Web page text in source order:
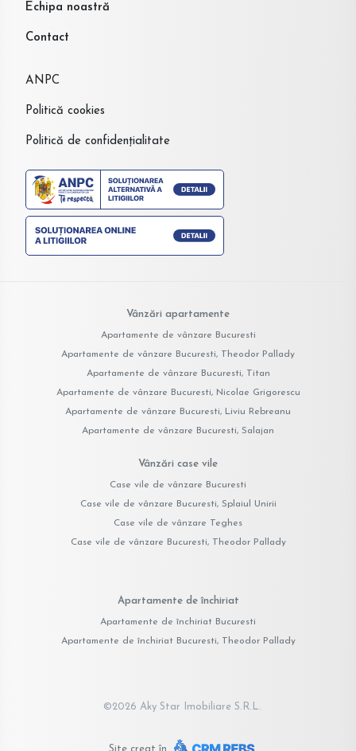
Echipa noastră
Contact
ANPC
Politică cookies
Politică de confidențialitate
Vânzări apartamente
Apartamente de vânzare Bucuresti
Apartamente de vânzare Bucuresti, Theodor Pallady
Apartamente de vânzare Bucuresti, Titan
Apartamente de vânzare Bucuresti, Nicolae Grigorescu
Apartamente de vânzare Bucuresti, Liviu Rebreanu
Apartamente de vânzare Bucuresti, Salajan
Vânzări case vile
Case vile de vânzare Bucuresti
Case vile de vânzare Bucuresti, Splaiul Unirii
Case vile de vânzare Teghes
Case vile de vânzare Bucuresti, Theodor Pallady
Apartamente de închiriat
Apartamente de închiriat Bucuresti
Apartamente de închiriat Bucuresti, Theodor Pallady
©2026 Aky Star Imobiliare S.R.L.
Site creat în